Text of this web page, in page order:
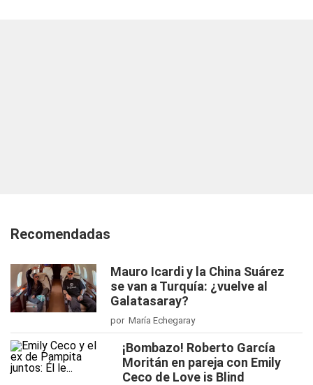
Recomendadas
Mauro Icardi y la China Suárez
se van a Turquía: ¿vuelve al
Galatasaray?
por María Echegaray
¡Bombazo! Roberto García
Moritán en pareja con Emily
Ceco de Love is Blind